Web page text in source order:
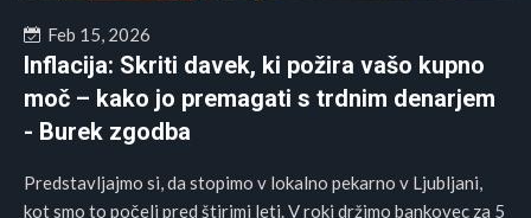
Feb 15, 2026
Inflacija: Skriti davek, ki požira vašo kupno
moč – kako jo premagati s trdnim denarjem
- Burek zgodba
Predstavljajmo si, da stopimo v lokalno pekarno v Ljubljani,
kot smo to počeli pred štirimi leti. V roki držimo bankovec za 5